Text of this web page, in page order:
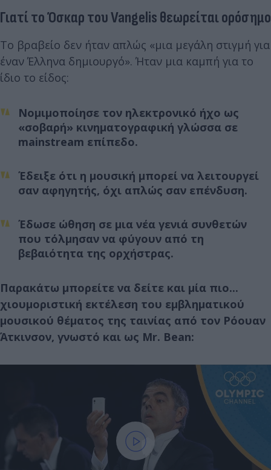
Γιατί το Όσκαρ του Vangelis θεωρείται ορόσημο
Το βραβείο δεν ήταν απλώς «μια μεγάλη στιγμή για
έναν Έλληνα δημιουργό». Ήταν μια καμπή για το
ίδιο το είδος:
Νομιμοποίησε τον ηλεκτρονικό ήχο ως
«σοβαρή» κινηματογραφική γλώσσα σε
mainstream επίπεδο.
Έδειξε ότι η μουσική μπορεί να λειτουργεί
σαν αφηγητής, όχι απλώς σαν επένδυση.
Έδωσε ώθηση σε μια νέα γενιά συνθετών
που τόλμησαν να φύγουν από τη
βεβαιότητα της ορχήστρας.
Παρακάτω μπορείτε να δείτε και μία πιο...
χιουμοριστική εκτέλεση του εμβληματικού
μουσικού θέματος της ταινίας από τον Ρόουαν
Άτκινσον, γνωστό και ως Mr. Bean: